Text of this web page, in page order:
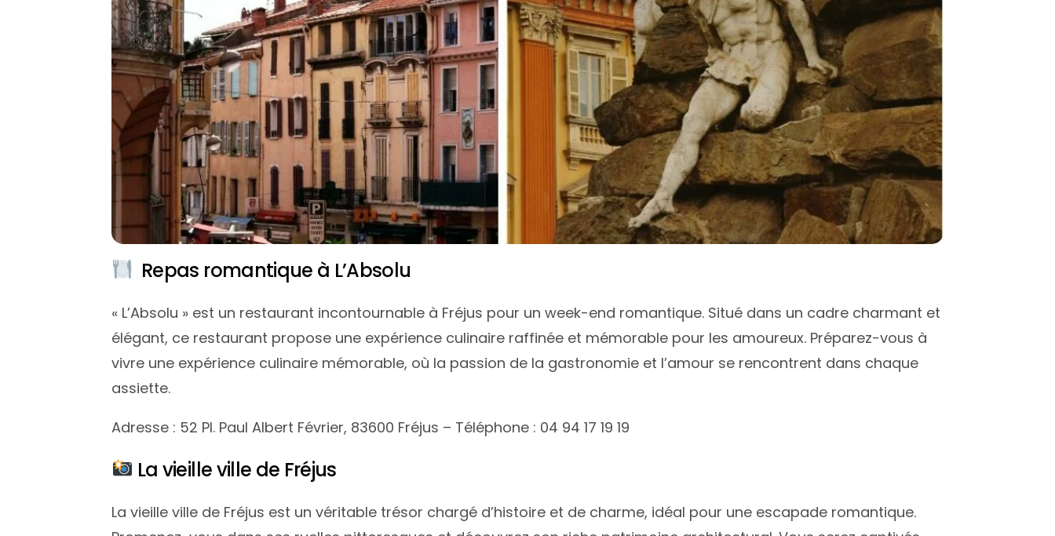
Repas romantique à L’Absolu
« L’Absolu » est un restaurant incontournable à Fréjus pour un week-end romantique. Situé dans un cadre charmant et
élégant, ce restaurant propose une expérience culinaire raffinée et mémorable pour les amoureux. Préparez-vous à
vivre une expérience culinaire mémorable, où la passion de la gastronomie et l’amour se rencontrent dans chaque
assiette.
Adresse : 52 Pl. Paul Albert Février, 83600 Fréjus – Téléphone : 04 94 17 19 19
La vieille ville de Fréjus
La vieille ville de Fréjus est un véritable trésor chargé d’histoire et de charme, idéal pour une escapade romantique.